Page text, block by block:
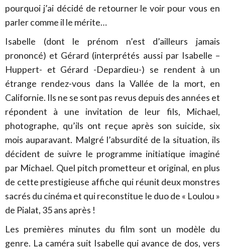
pourquoi j’ai décidé de retourner le voir pour vous en
parler comme il le mérite…
Isabelle (dont le prénom n’est d’ailleurs jamais
prononcé) et Gérard (interprétés aussi par Isabelle –
Huppert- et Gérard -Depardieu-) se rendent à un
étrange rendez-vous dans la Vallée de la mort, en
Californie. Ils ne se sont pas revus depuis des années et
répondent à une invitation de leur fils, Michael,
photographe, qu’ils ont reçue après son suicide, six
mois auparavant. Malgré l’absurdité de la situation, ils
décident de suivre le programme initiatique imaginé
par Michael. Quel pitch prometteur et original, en plus
de cette prestigieuse affiche qui réunit deux monstres
sacrés du cinéma et qui reconstitue le duo de « Loulou »
de Pialat, 35 ans après !
Les premières minutes du film sont un modèle du
genre. La caméra suit Isabelle qui avance de dos, vers